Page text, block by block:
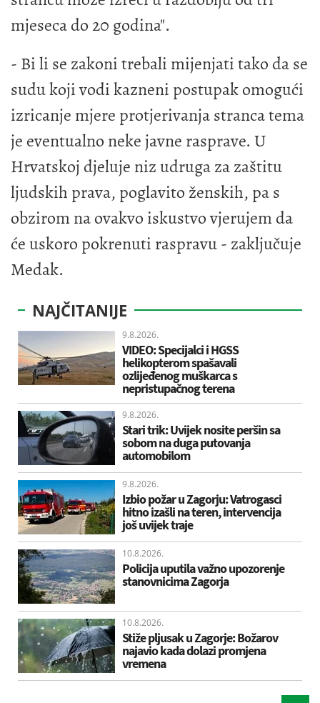
mjeseca do 20 godina".
- Bi li se zakoni trebali mijenjati tako da se
sudu koji vodi kazneni postupak omogući
izricanje mjere protjerivanja stranca tema
je eventualno neke javne rasprave. U
Hrvatskoj djeluje niz udruga za zaštitu
ljudskih prava, poglavito ženskih, pa s
obzirom na ovakvo iskustvo vjerujem da
će uskoro pokrenuti raspravu - zaključuje
Medak.
NAJČITANIJE
9.8.2026.
VIDEO: Specijalci i HGSS
helikopterom spašavali
ozlijeđenog muškarca s
nepristupačnog terena
9.8.2026.
Stari trik: Uvijek nosite peršin sa
sobom na duga putovanja
automobilom
9.8.2026.
Izbio požar u Zagorju: Vatrogasci
hitno izašli na teren, intervencija
još uvijek traje
10.8.2026.
Policija uputila važno upozorenje
stanovnicima Zagorja
10.8.2026.
Stiže pljusak u Zagorje: Božarov
najavio kada dolazi promjena
vremena